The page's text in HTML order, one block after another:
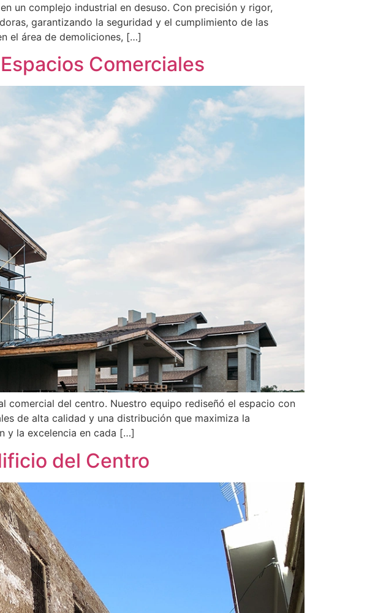
un complejo industrial en desuso. Con precisión y rigor,
garantizando la seguridad y el cumplimiento de las
el área de demoliciones, […]
Comerciales
comercial del centro. Nuestro equipo rediseñó el espacio con
de alta calidad y una distribución que maximiza la
y la excelencia en cada […]
del Centro